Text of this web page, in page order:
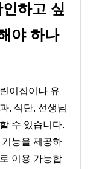
하고 싶
야 하나
이집이나 유
, 식단, 선생님
수 있습니다.
능을 제공하
이용 가능합